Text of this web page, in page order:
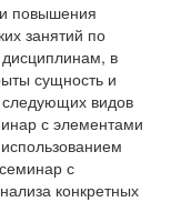
повышения
занятий по
в
сущность и
следующих видов
с элементами
с
конкретных